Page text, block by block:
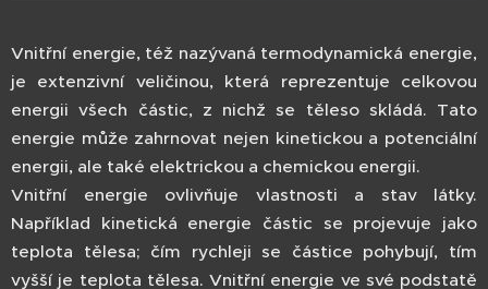
Vnitřní energie, též nazývaná termodynamická energie,
je extenzivní veličinou, která reprezentuje celkovou
energii všech částic, z nichž se těleso skládá. Tato
energie může zahrnovat nejen kinetickou a potenciální
energii, ale také elektrickou a chemickou energii.
Vnitřní energie ovlivňuje vlastnosti a stav látky.
Například kinetická energie částic se projevuje jako
teplota tělesa; čím rychleji se částice pohybují, tím
vyšší je teplota tělesa. Vnitřní energie ve své podstatě